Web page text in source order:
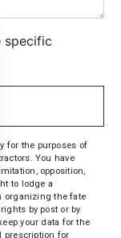
le
specific
for the purposes of
You have
opposition,
to lodge a
organizing the fate
by post or by
your data for the
prescription for